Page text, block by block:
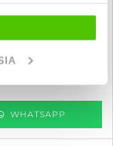
WHATSAPP